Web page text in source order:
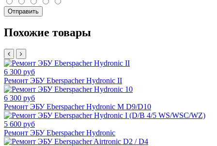
Отправить
Похожие товары
6 300 руб
Ремонт ЭБУ Eberspacher Hydronic II
6 300 руб
Ремонт ЭБУ Eberspacher Hydronic M D9/D10
5 600 руб
Ремонт ЭБУ Eberspacher Hydronic